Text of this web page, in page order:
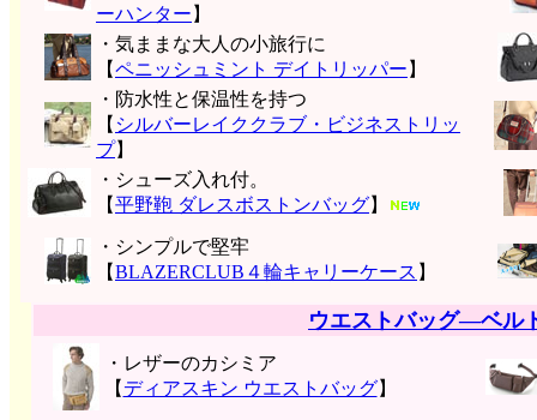
ーハンター 】
・気ままな大人の小旅行に
【ペニッシュミント デイトリッパー 】
・防水性と保温性を持つ
【 シルバーレイククラブ・ビジネストリッ
プ】
・シューズ入れ付。
【平野鞄 ダレスボストンバッグ】
・シンプルで堅牢
【BLAZERCLUB４輪キャリーケース 】
ウエストバッグ―ベル
・レザーのカシミア
【 ディアスキン ウエストバッグ】